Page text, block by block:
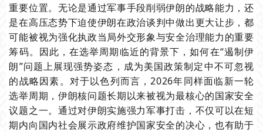
重要位置。无论是通过军事手段削弱伊朗的战略能力，还
是在高压态势下迫使伊朗在政治谈判中做出更大让步，都
可能被视为强化执政当局外交形象与安全治理能力的重要
筹码。因此，在选举周期临近的背景下，如何在“遏制伊
朗”问题上展现强势姿态，成为美国政策制定中不可忽视
的战略因素。对于以色列而言，2026年同样面临新一轮
选举周期，伊朗核问题长期以来被视为最核心的国家安全
议题之一。通过对伊朗实施强力军事打击，不仅可以在短
期内向国内社会展示政府维护国家安全的决心，也有助于